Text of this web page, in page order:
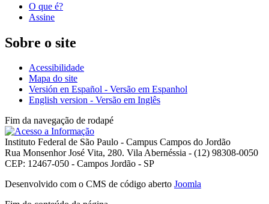
O que é?
Assine
Sobre o site
Acessibilidade
Mapa do site
Versión en Español - Versão em Espanhol
English version - Versão em Inglês
Fim da navegação de rodapé
Instituto Federal de São Paulo - Campus Campos do Jordão
Rua Monsenhor José Vita, 280. Vila Abernéssia - (12) 98308-0050
CEP: 12467-050 - Campos Jordão - SP
Desenvolvido com o CMS de código aberto Joomla